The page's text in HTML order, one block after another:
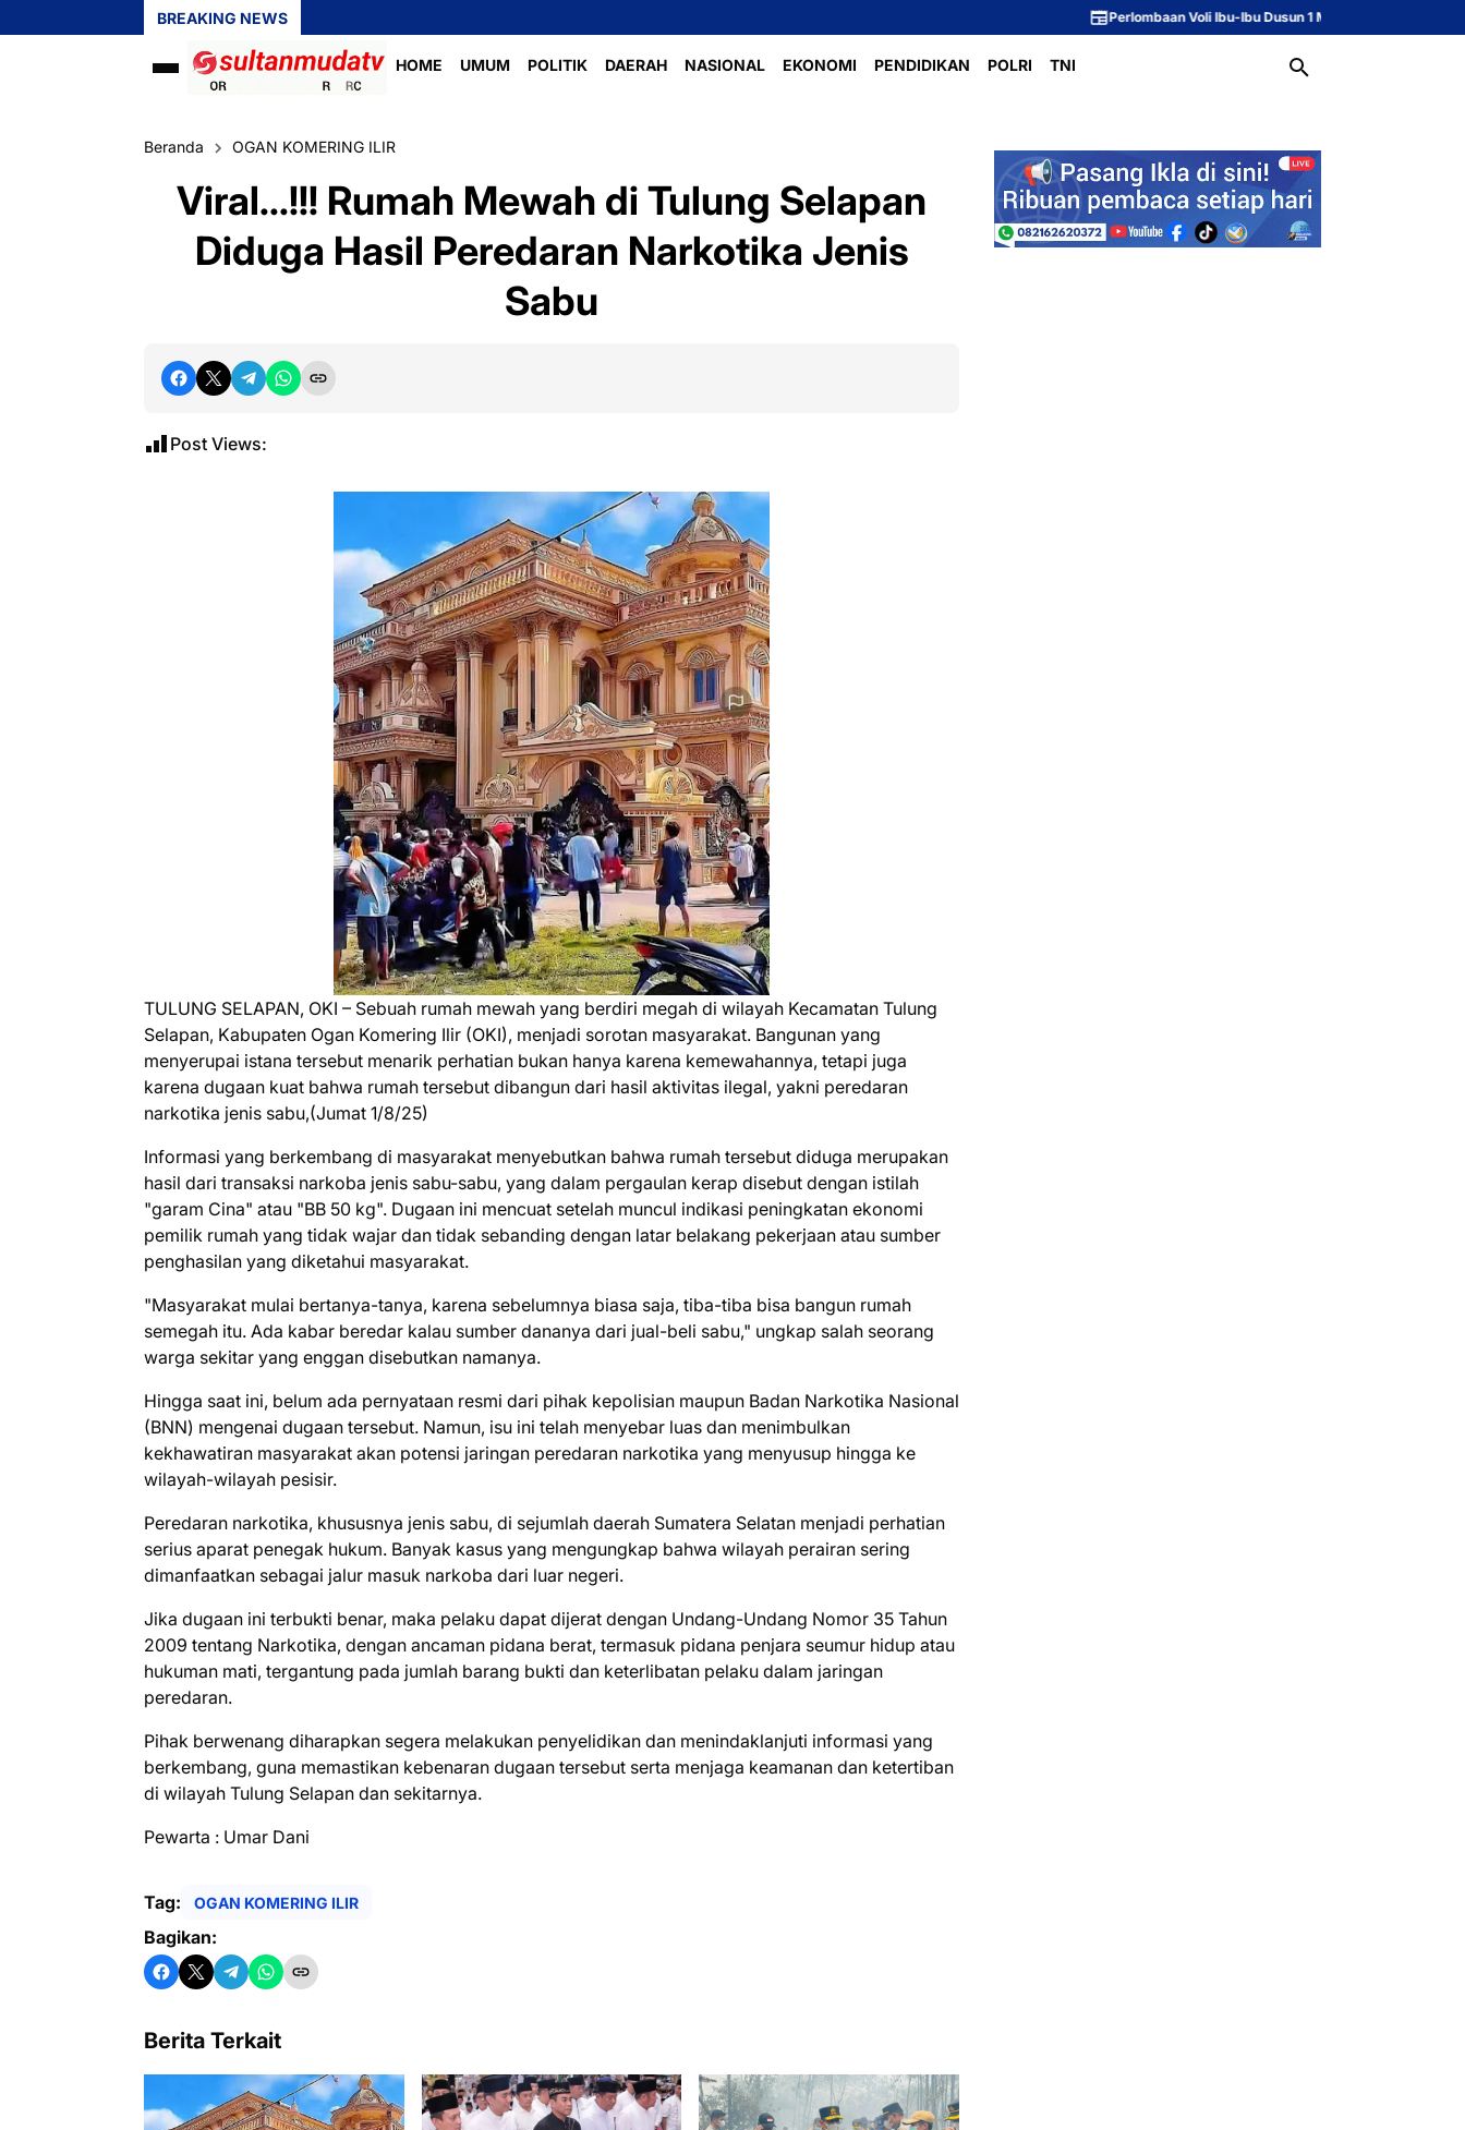
BREAKING NEWS Perlombaan Voli Ibu-Ibu Dusun 1 Meriahkan Peringatan HUT ke-81
HOME UMUM POLITIK DAERAH NASIONAL EKONOMI PENDIDIKAN POLRI TNI
Beranda OGAN KOMERING ILIR
Viral...!!! Rumah Mewah di Tulung Selapan
Diduga Hasil Peredaran Narkotika Jenis
Sabu
Post Views:
TULUNG SELAPAN, OKI – Sebuah rumah mewah yang berdiri megah di wilayah Kecamatan Tulung
Selapan, Kabupaten Ogan Komering Ilir (OKI), menjadi sorotan masyarakat. Bangunan yang
menyerupai istana tersebut menarik perhatian bukan hanya karena kemewahannya, tetapi juga
karena dugaan kuat bahwa rumah tersebut dibangun dari hasil aktivitas ilegal, yakni peredaran
narkotika jenis sabu,(Jumat 1/8/25)
Informasi yang berkembang di masyarakat menyebutkan bahwa rumah tersebut diduga merupakan
hasil dari transaksi narkoba jenis sabu-sabu, yang dalam pergaulan kerap disebut dengan istilah
"garam Cina" atau "BB 50 kg". Dugaan ini mencuat setelah muncul indikasi peningkatan ekonomi
pemilik rumah yang tidak wajar dan tidak sebanding dengan latar belakang pekerjaan atau sumber
penghasilan yang diketahui masyarakat.
"Masyarakat mulai bertanya-tanya, karena sebelumnya biasa saja, tiba-tiba bisa bangun rumah
semegah itu. Ada kabar beredar kalau sumber dananya dari jual-beli sabu," ungkap salah seorang
warga sekitar yang enggan disebutkan namanya.
Hingga saat ini, belum ada pernyataan resmi dari pihak kepolisian maupun Badan Narkotika Nasional
(BNN) mengenai dugaan tersebut. Namun, isu ini telah menyebar luas dan menimbulkan
kekhawatiran masyarakat akan potensi jaringan peredaran narkotika yang menyusup hingga ke
wilayah-wilayah pesisir.
Peredaran narkotika, khususnya jenis sabu, di sejumlah daerah Sumatera Selatan menjadi perhatian
serius aparat penegak hukum. Banyak kasus yang mengungkap bahwa wilayah perairan sering
dimanfaatkan sebagai jalur masuk narkoba dari luar negeri.
Jika dugaan ini terbukti benar, maka pelaku dapat dijerat dengan Undang-Undang Nomor 35 Tahun
2009 tentang Narkotika, dengan ancaman pidana berat, termasuk pidana penjara seumur hidup atau
hukuman mati, tergantung pada jumlah barang bukti dan keterlibatan pelaku dalam jaringan
peredaran.
Pihak berwenang diharapkan segera melakukan penyelidikan dan menindaklanjuti informasi yang
berkembang, guna memastikan kebenaran dugaan tersebut serta menjaga keamanan dan ketertiban
di wilayah Tulung Selapan dan sekitarnya.
Pewarta : Umar Dani
Tag: OGAN KOMERING ILIR
Bagikan:
Berita Terkait